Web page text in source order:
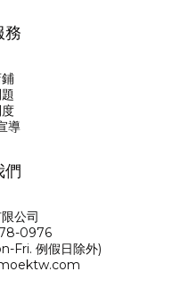
務
導
們
公司
0976
Fri. 例假日除外)